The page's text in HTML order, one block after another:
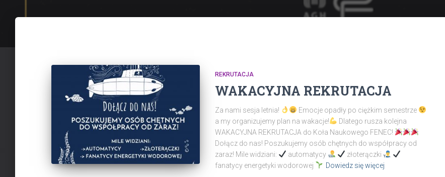
REKRUTACJA
WAKACYJNA REKRUTACJA
Za nami sesja letnia!
Emocje opadły po ciężkim semestrze
a my organizujemy plan na wakacje!
Dlatego rusza kolejna
WAKACYJNA REKRUTACJA do Koła Naukowego FENEC!
Dołącz do nas! Poszukujemy osób chętnych do współpracy od
zaraz! Mile widziani:
automatycy
złoterączki
fanatycy energetyki wodorowej
Dowiedz się więcej